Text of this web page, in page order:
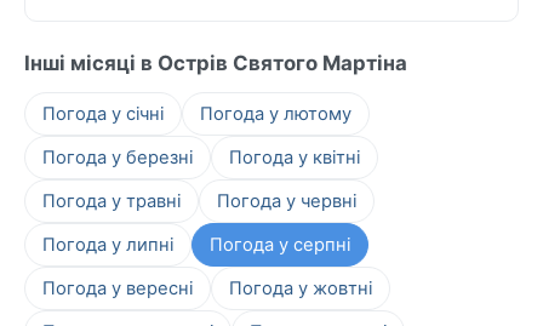
Інші місяці в Острів Святого Мартіна
Погода у січні
Погода у лютому
Погода у березні
Погода у квітні
Погода у травні
Погода у червні
Погода у липні
Погода у серпні
Погода у вересні
Погода у жовтні